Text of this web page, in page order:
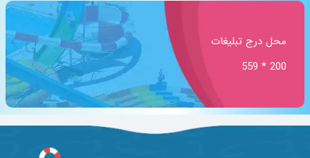
محل درج تبلیغات
200 * 559